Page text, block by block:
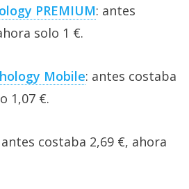
PREMIUM: antes
solo 1 €.
Mobile: antes costaba
1,07 €.
antes costaba 2,69 €, ahora